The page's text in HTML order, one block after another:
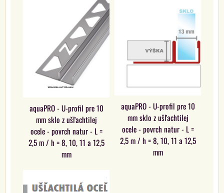
aquaPRO - U-profil pre 10
mm sklo z ušľachtilej
ocele - povrch natur - L =
2,5 m / h = 8, 10, 11 a 12,5
mm
aquaPRO - U-profil pre 10
mm sklo z ušľachtilej
ocele - povrch natur - L =
2,5 m / h = 8, 10, 11 a 12,5
mm